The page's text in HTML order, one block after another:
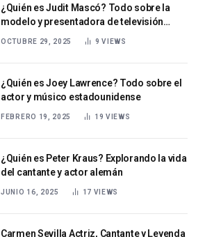
¿Quién es Judit Mascó? Todo sobre la
modelo y presentadora de televisión
OCTUBRE 29, 2025 9VIEWS
¿Quién es Joey Lawrence? Todo sobre el
actor y músico estadounidense
FEBRERO 19, 2025 19VIEWS
¿Quién es Peter Kraus? Explorando la vida
del cantante y actor alemán
JUNIO 16, 2025 17 VIEWS
Carmen Sevilla Actriz, Cantante y Leyenda